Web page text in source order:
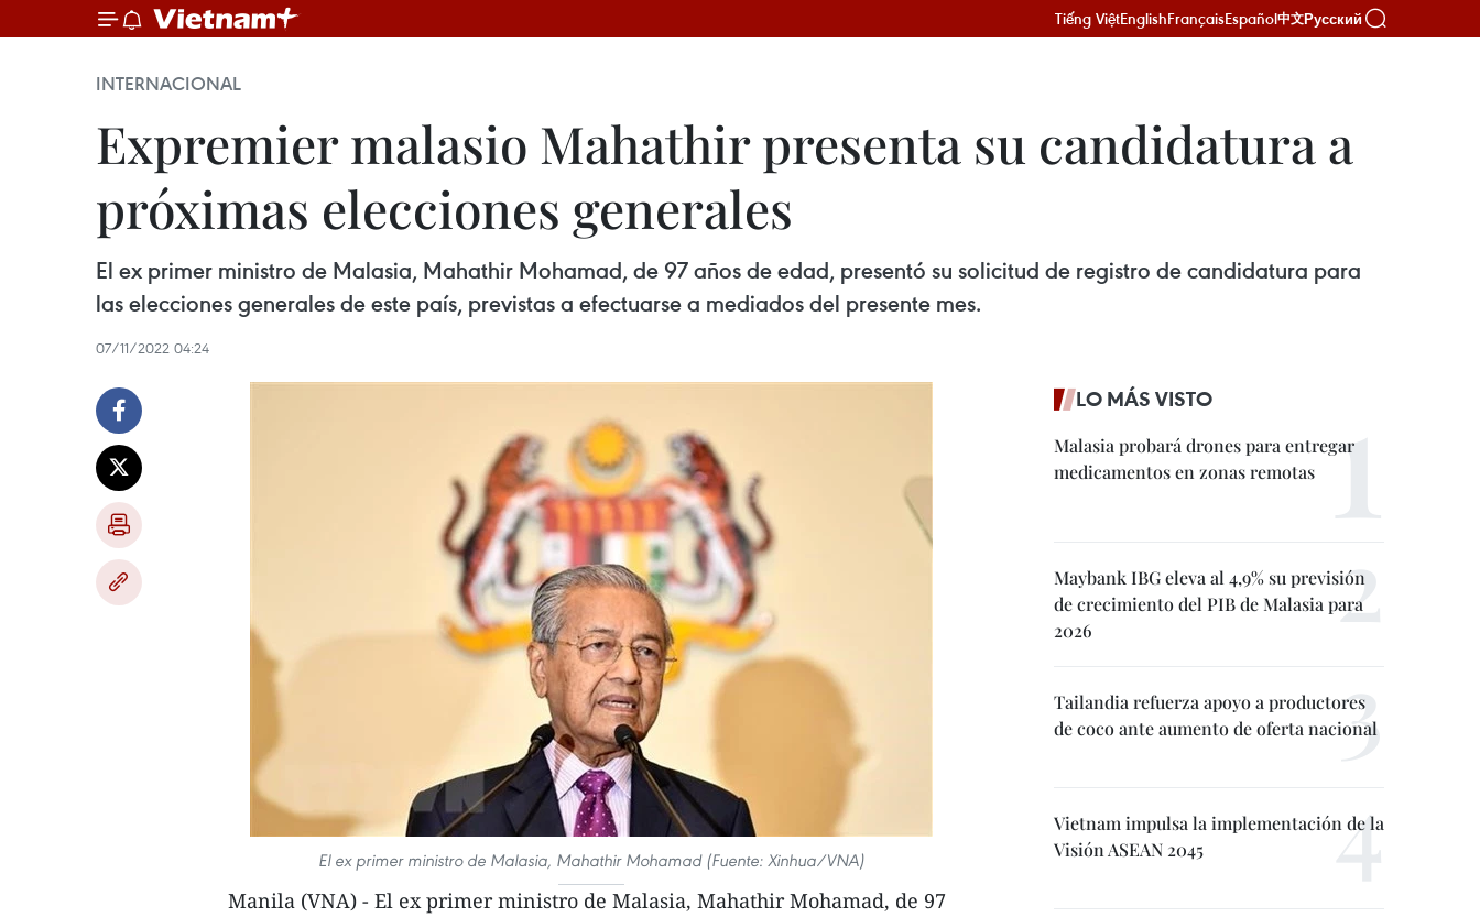
Tiếng ViệtEnglishFrançaisEspañol中文Русский
INTERNACIONAL
Expremier malasio Mahathir presenta su candidatura a
próximas elecciones generales
El ex primer ministro de Malasia, Mahathir Mohamad, de 97 años de edad, presentó su solicitud de registro de candidatura para
las elecciones generales de este país, previstas a efectuarse a mediados del presente mes.
07/11/2022 04:24
El ex primer ministro de Malasia, Mahathir Mohamad (Fuente: Xinhua/VNA)
Manila (VNA) - El ex primer ministro de Malasia, Mahathir Mohamad, de 97
LO MÁS VISTO
Malasia probará drones para entregar
medicamentos en zonas remotas
Maybank IBG eleva al 4,9% su previsión
de crecimiento del PIB de Malasia para
2026
Tailandia refuerza apoyo a productores
de coco ante aumento de oferta nacional
Vietnam impulsa la implementación de la
Visión ASEAN 2045